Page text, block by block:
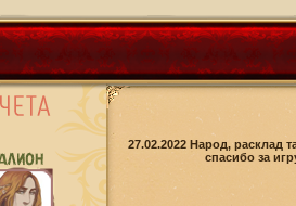
27.02.2022 Народ, расклад
спасибо за